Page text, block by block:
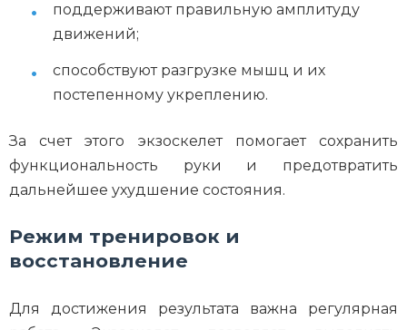
поддерживают правильную амплитуду
движений;
способствуют разгрузке мышц и их
постепенному укреплению.
За счет этого экзоскелет помогает сохранить
функциональность руки и предотвратить
дальнейшее ухудшение состояния.
Режим тренировок и
восстановление
Для достижения результата важна регулярная